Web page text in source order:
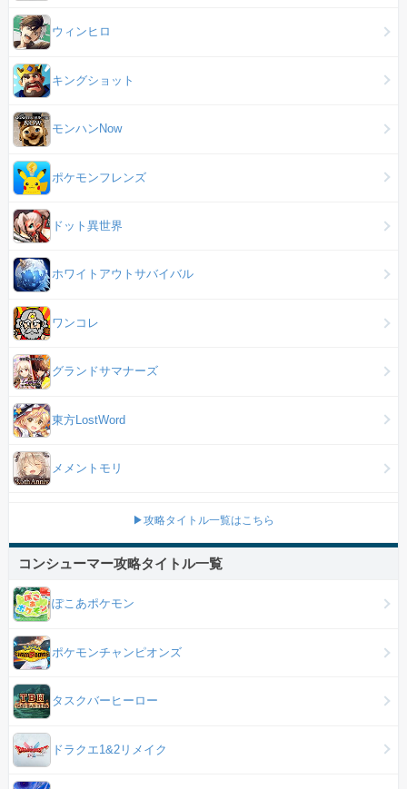
ウィンヒロ
キングショット
モンハンNow
ポケモンフレンズ
ドット異世界
ホワイトアウトサバイバル
ワンコレ
グランドサマナーズ
東方LostWord
メメントモリ
▶攻略タイトル一覧はこちら
コンシューマー攻略タイトル一覧
ぽこあポケモン
ポケモンチャンピオンズ
タスクバーヒーロー
ドラクエ1&2リメイク